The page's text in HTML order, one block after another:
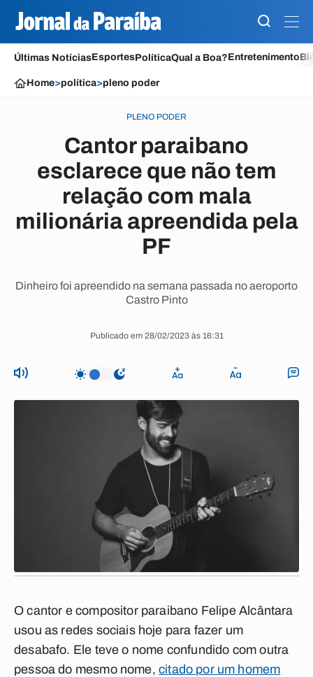
Últimas NotíciasEsportesPolíticaQual a Boa?Entretenimento
Home>política>pleno poder
PLENO PODER
Cantor paraibano
esclarece que não tem
relação com mala
milionária apreendida pela
PF
Dinheiro foi apreendido na semana passada no aeroporto
Castro Pinto
Publicado em 28/02/2023 às 16:31
O cantor e compositor paraibano Felipe Alcântara
usou as redes sociais hoje para fazer um
desabafo. Ele teve o nome confundido com outra
pessoa do mesmo nome, citado por um homem